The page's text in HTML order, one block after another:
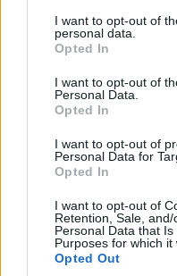
I want to opt-out of
personal data.
Opted In
I want to opt-out of
Personal Data.
Opted In
I want to opt-out of
Personal Data for
Opted In
I want to opt-out of
Retention, Sale,
Personal Data that
Purposes for which it
Opted Out
autorità faticano a
autonoma spagnola
paura, soprattutto per
L’ultimo caso è
Poco prima delle
giovane marocchino
appartamento al
Palmeras. In casa
il marito e il figlio. La
la finestra del